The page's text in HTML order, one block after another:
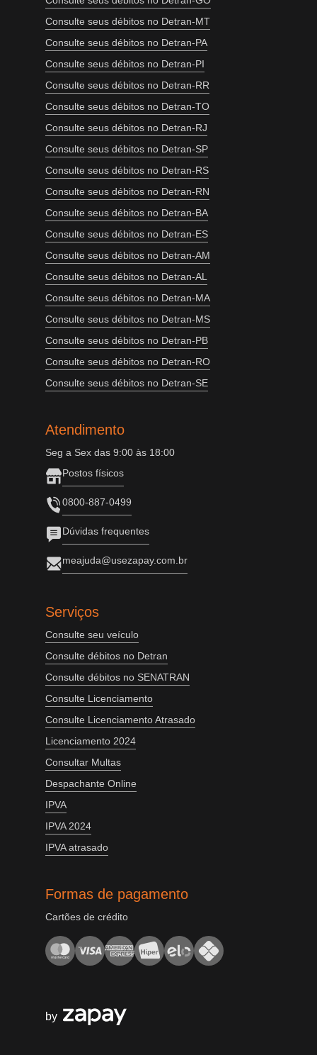
Consulte seus débitos no Detran-MT
Consulte seus débitos no Detran-PA
Consulte seus débitos no Detran-PI
Consulte seus débitos no Detran-RR
Consulte seus débitos no Detran-TO
Consulte seus débitos no Detran-RJ
Consulte seus débitos no Detran-SP
Consulte seus débitos no Detran-RS
Consulte seus débitos no Detran-RN
Consulte seus débitos no Detran-BA
Consulte seus débitos no Detran-ES
Consulte seus débitos no Detran-AM
Consulte seus débitos no Detran-AL
Consulte seus débitos no Detran-MA
Consulte seus débitos no Detran-MS
Consulte seus débitos no Detran-PB
Consulte seus débitos no Detran-RO
Consulte seus débitos no Detran-SE
Atendimento
Seg a Sex das 9:00 às 18:00
Postos físicos
0800-887-0499
Dúvidas frequentes
meajuda@usezapay.com.br
Serviços
Consulte seu veículo
Consulte débitos no Detran
Consulte débitos no SENATRAN
Consulte Licenciamento
Consulte Licenciamento Atrasado
Licenciamento 2024
Consultar Multas
Despachante Online
IPVA
IPVA 2024
IPVA atrasado
Formas de pagamento
Cartões de crédito
by